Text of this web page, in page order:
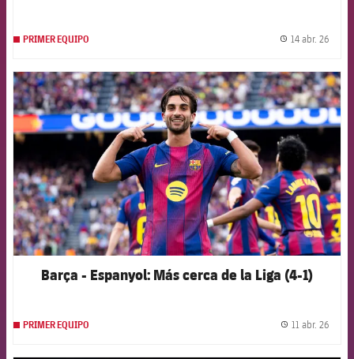
PRIMER EQUIPO 14 abr. 26
FCB Barcelona badge
Barça - Espanyol: Más cerca de la Liga (4-1)
PRIMER EQUIPO 11 abr. 26